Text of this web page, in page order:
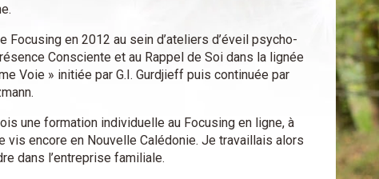
Focusing en 2012 au sein d’ateliers d’éveil psycho-
Consciente et au Rappel de Soi dans la lignée
Voie » initiée par G.I. Gurdjieff puis continuée par
une formation individuelle au Focusing en ligne, à
vis encore en Nouvelle Calédonie. Je travaillais alors
dans l’entreprise familiale.